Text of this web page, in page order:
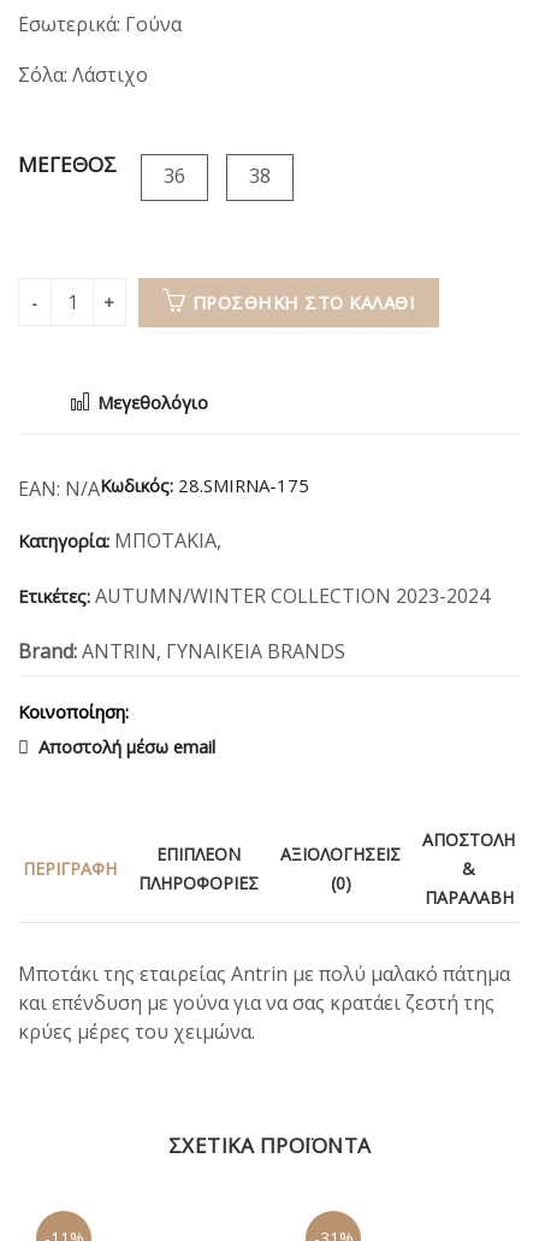
Εσωτερικά: Γούνα
Σόλα: Λάστιχο
ΜΕΓΕΘΟΣ 36 38
ΠΡΟΣΘΉΚΗ ΣΤΟ ΚΑΛΆΘΙ
Μεγεθολόγιο
EAN: N/AΚωδικός: 28.SMIRNA-175
Κατηγορία: ΜΠΟΤΑΚΙΑ,
Ετικέτες: AUTUMN/WINTER COLLECTION 2023-2024
Brand:ANTRIN, ΓΥΝΑΙΚΕΙΑ BRANDS
Κοινοποίηση:
Αποστολή μέσω email
ΠΕΡΙΓΡΑΦΉ
ΕΠΙΠΛΈΟΝ
ΠΛΗΡΟΦΟΡΊΕΣ
ΑΞΙΟΛΟΓΉΣΕΙΣ
(0)
ΑΠΟΣΤΟΛΉ
&
ΠΑΡΑΛΑΒΉ
Μποτάκι της εταιρείας Antrin με πολύ μαλακό πάτημα
και επένδυση με γούνα για να σας κρατάει ζεστή της
κρύες μέρες του χειμώνα.
ΣΧΕΤΙΚΆ ΠΡΟΪΌΝΤΑ